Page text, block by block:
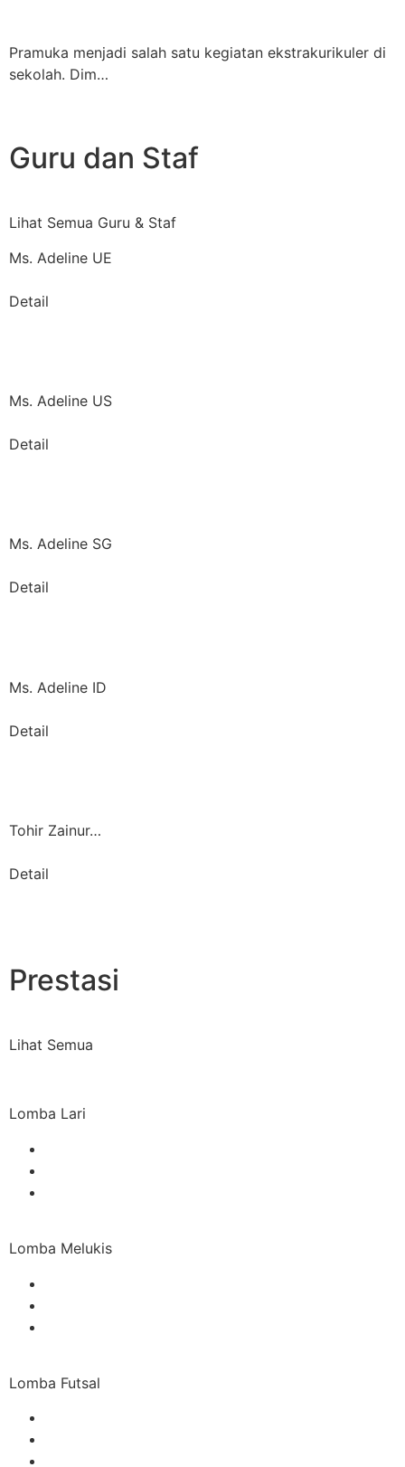
Pramuka menjadi salah satu kegiatan ekstrakurikuler di
sekolah. Dim…
Guru dan Staf
Lihat Semua Guru & Staf
Ms. Adeline UE
Detail
Ms. Adeline US
Detail
Ms. Adeline SG
Detail
Ms. Adeline ID
Detail
Tohir Zainur…
Detail
Prestasi
Lihat Semua
Lomba Lari
Lomba Melukis
Lomba Futsal